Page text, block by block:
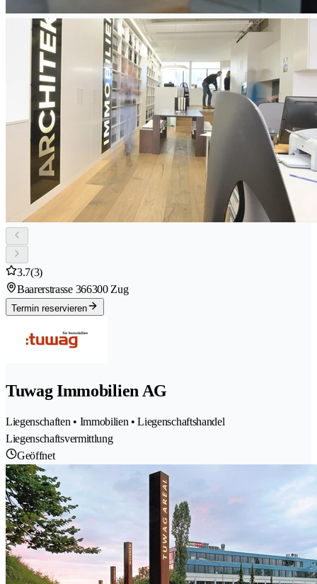
3.7(3)
Baarerstrasse 366300 Zug
Termin reservieren
Tuwag Immobilien AG
Liegenschaften • Immobilien • Liegenschaftshandel
Liegenschaftsvermittlung
Geöffnet